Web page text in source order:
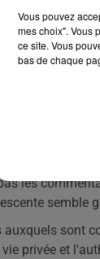
tard, son
plus que
de sortir
de
l'identité de
détachée
les
semble
sont
privée et
Vous pouvez
mes choix". Vous
ce site. Vous
bas de chaque